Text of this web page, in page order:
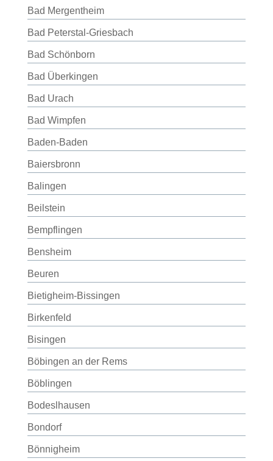
Bad Mergentheim
Bad Peterstal-Griesbach
Bad Schönborn
Bad Überkingen
Bad Urach
Bad Wimpfen
Baden-Baden
Baiersbronn
Balingen
Beilstein
Bempflingen
Bensheim
Beuren
Bietigheim-Bissingen
Birkenfeld
Bisingen
Böbingen an der Rems
Böblingen
Bodeslhausen
Bondorf
Bönnigheim